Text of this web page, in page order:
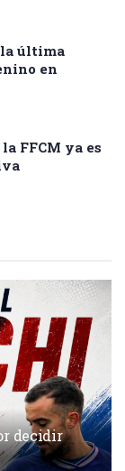
la última
en
FFCM ya es
decidir